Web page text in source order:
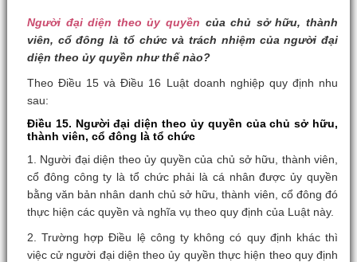
Người đại diện theo ủy quyền của chủ sở hữu, thành
viên, cổ đông là tổ chức và trách nhiệm của người đại
diện theo ủy quyền như thế nào?
Theo Điều 15 và Điều 16 Luật doanh nghiệp quy định nhu
sau:
Điều 15. Người đại diện theo ủy quyền của chủ sở hữu,
thành viên, cổ đông là tổ chức
1. Người đại diện theo ủy quyền của chủ sở hữu, thành viên,
cổ đông công ty là tổ chức phải là cá nhân được ủy quyền
bằng văn bản nhân danh chủ sở hữu, thành viên, cổ đông đó
thực hiện các quyền và nghĩa vụ theo quy định của Luật này.
2. Trường hợp Điều lệ công ty không có quy định khác thì
việc cử người đại diện theo ủy quyền thực hiện theo quy định